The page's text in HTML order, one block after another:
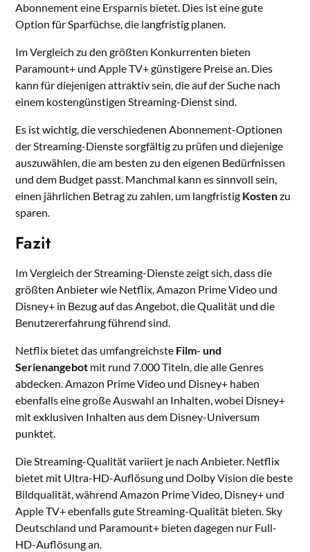
Abonnement eine Ersparnis bietet. Dies ist eine gute
Option für Sparfüchse, die langfristig planen.
Im Vergleich zu den größten Konkurrenten bieten
Paramount+ und Apple TV+ günstigere Preise an. Dies
kann für diejenigen attraktiv sein, die auf der Suche nach
einem kostengünstigen Streaming-Dienst sind.
Es ist wichtig, die verschiedenen Abonnement-Optionen
der Streaming-Dienste sorgfältig zu prüfen und diejenige
auszuwählen, die am besten zu den eigenen Bedürfnissen
und dem Budget passt. Manchmal kann es sinnvoll sein,
einen jährlichen Betrag zu zahlen, um langfristig Kostenzu
sparen.
Fazit
Im Vergleich der Streaming-Dienste zeigt sich, dass die
größten Anbieter wie Netflix, Amazon Prime Video und
Disney+ in Bezug auf das Angebot, die Qualität und die
Benutzererfahrung führend sind.
Netflix bietet das umfangreichste Film- und
Serienangebot mit rund 7.000 Titeln, die alle Genres
abdecken. Amazon Prime Video und Disney+ haben
ebenfalls eine große Auswahl an Inhalten, wobei Disney+
mit exklusiven Inhalten aus dem Disney-Universum
punktet.
Die Streaming-Qualität variiert je nach Anbieter. Netflix
bietet mit Ultra-HD-Auflösung und Dolby Vision die beste
Bildqualität, während Amazon Prime Video, Disney+ und
Apple TV+ ebenfalls gute Streaming-Qualität bieten. Sky
Deutschland und Paramount+ bieten dagegen nur Full-
HD-Auflösung an.